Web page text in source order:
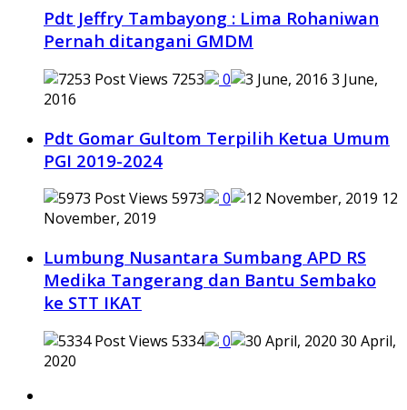
Pdt Jeffry Tambayong : Lima Rohaniwan
Pernah ditangani GMDM
7253 0
3 June,
2016
Pdt Gomar Gultom Terpilih Ketua Umum
PGI 2019-2024
5973 0
12
November, 2019
Lumbung Nusantara Sumbang APD RS
Medika Tangerang dan Bantu Sembako
ke STT IKAT
5334 0
30 April,
2020